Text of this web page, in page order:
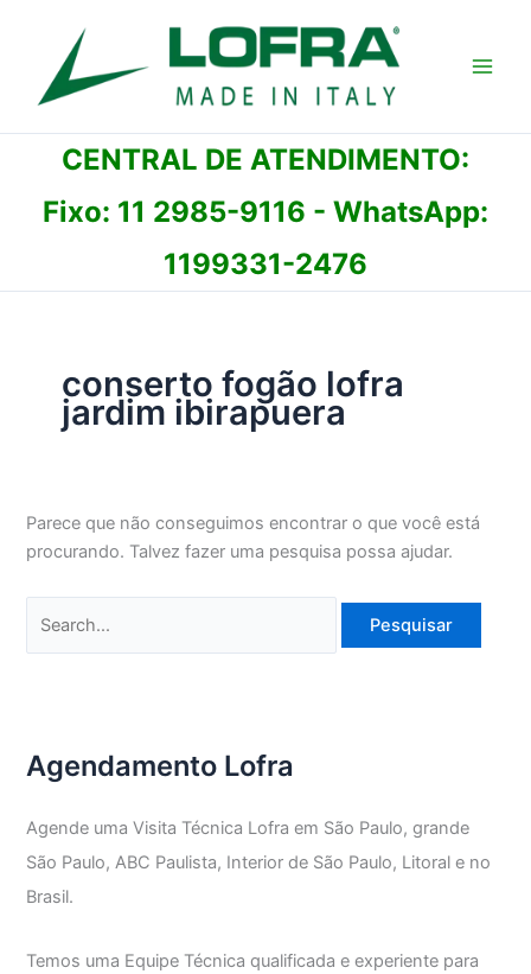
conteúdo
CENTRAL DE ATENDIMENTO:
Fixo: 11 2985-9116 - WhatsApp:
1199331-2476
conserto fogão lofra
jardim ibirapuera
Parece que não conseguimos encontrar o que você está
procurando. Talvez fazer uma pesquisa possa ajudar.
por:
Agendamento Lofra
Agende uma Visita Técnica Lofra em São Paulo, grande
São Paulo, ABC Paulista, Interior de São Paulo, Litoral e no
Brasil.
Temos uma Equipe Técnica qualificada e experiente para